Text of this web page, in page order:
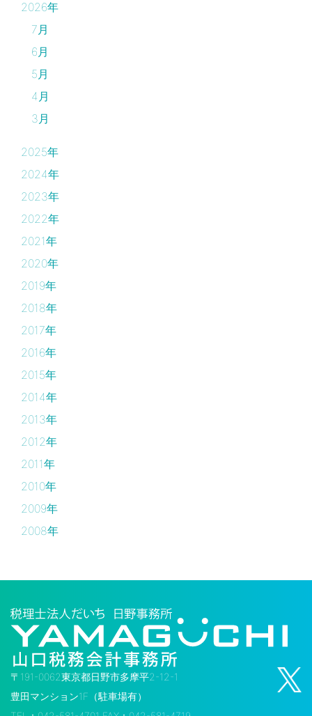
2026年
7月
6月
5月
4月
3月
2025年
2024年
2023年
2022年
2021年
2020年
2019年
2018年
2017年
2016年
2015年
2014年
2013年
2012年
2011年
2010年
2009年
2008年
〒191-0062東京都日野市多摩平2-12-1
豊田マンション1F（駐車場有）